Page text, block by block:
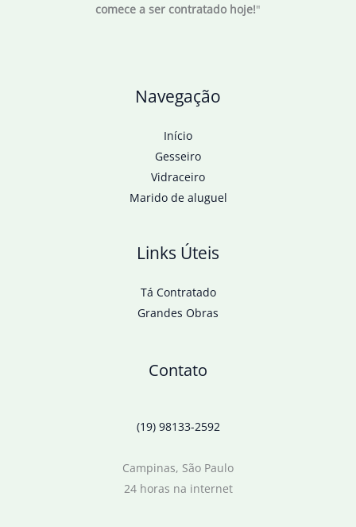
comece a ser contratado hoje!"
Navegação
Início
Gesseiro
Vidraceiro
Marido de aluguel
Links Úteis
Tá Contratado
Grandes Obras
Contato
(19) 98133-2592
Campinas, São Paulo
24 horas na internet